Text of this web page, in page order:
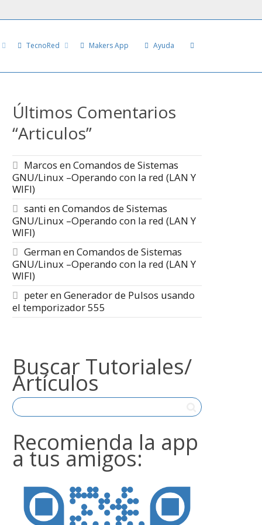
TecnoRed Makers App Ayuda
Últimos Comentarios
“Articulos”
Marcos enComandos de Sistemas
GNU/Linux –Operando con la red (LAN Y
WIFI)
santi enComandos de Sistemas
GNU/Linux –Operando con la red (LAN Y
WIFI)
GermanenComandos de Sistemas
GNU/Linux –Operando con la red (LAN Y
WIFI)
peterenGenerador de Pulsos usando
el temporizador 555
Buscar Tutoriales/
Artículos
Recomienda la app
a tus amigos: